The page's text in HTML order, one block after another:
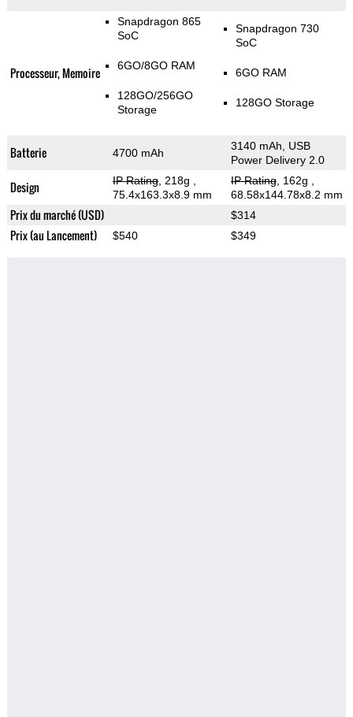
Processeur, Memoire
Snapdragon 865
SoC
6GO/8GO RAM
128GO/256GO
Storage
Snapdragon 730
SoC
6GO RAM
128GO Storage
Batterie 4700 mAh
3140 mAh, USB
Power Delivery 2.0
Design IP Rating, 218g
75.4x163.3x8.9 mm
IP Rating, 162g
68.58x144.78x8.2 mm
Prix du marché (USD) $314
Prix (au Lancement) $540 $349